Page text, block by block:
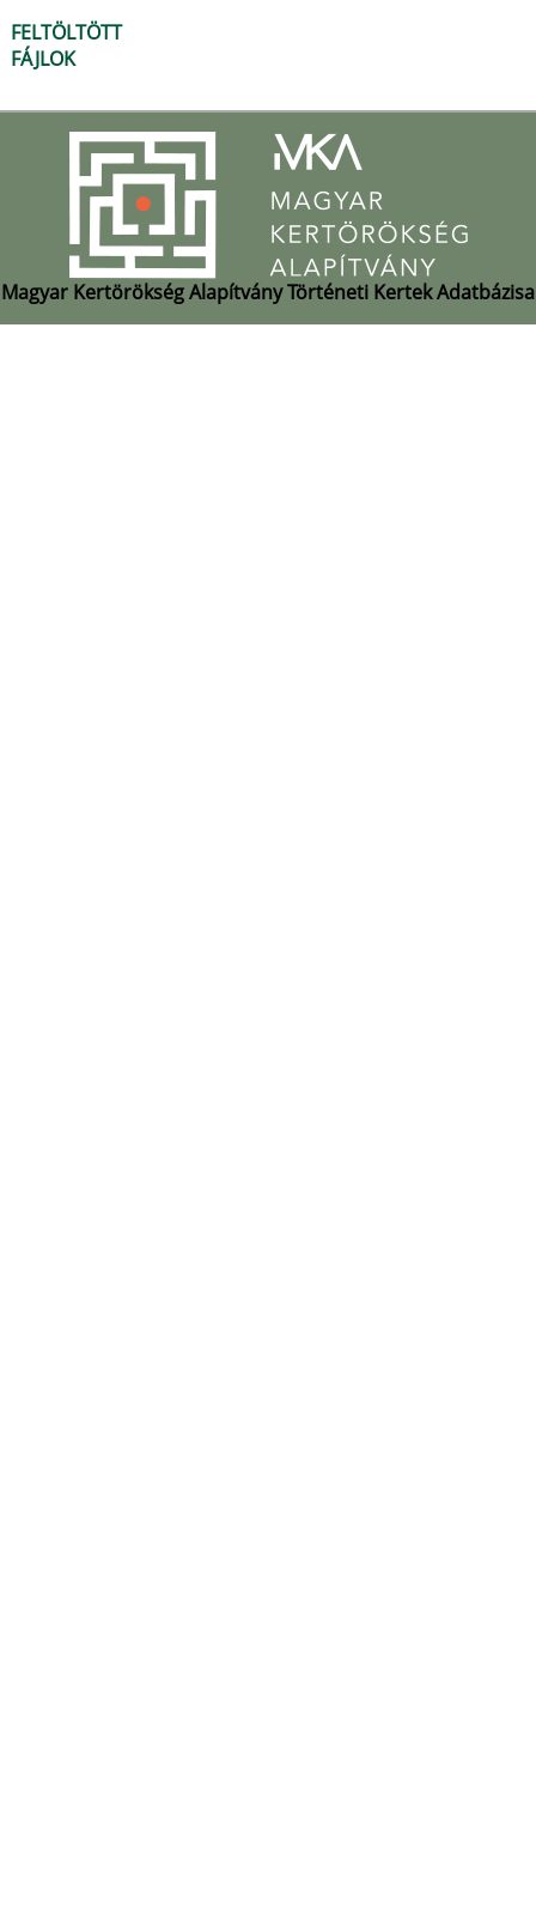
FELTÖLTÖTT
FÁJLOK
Magyar Kertörökség Alapítvány Történeti Kertek Adatbázisa